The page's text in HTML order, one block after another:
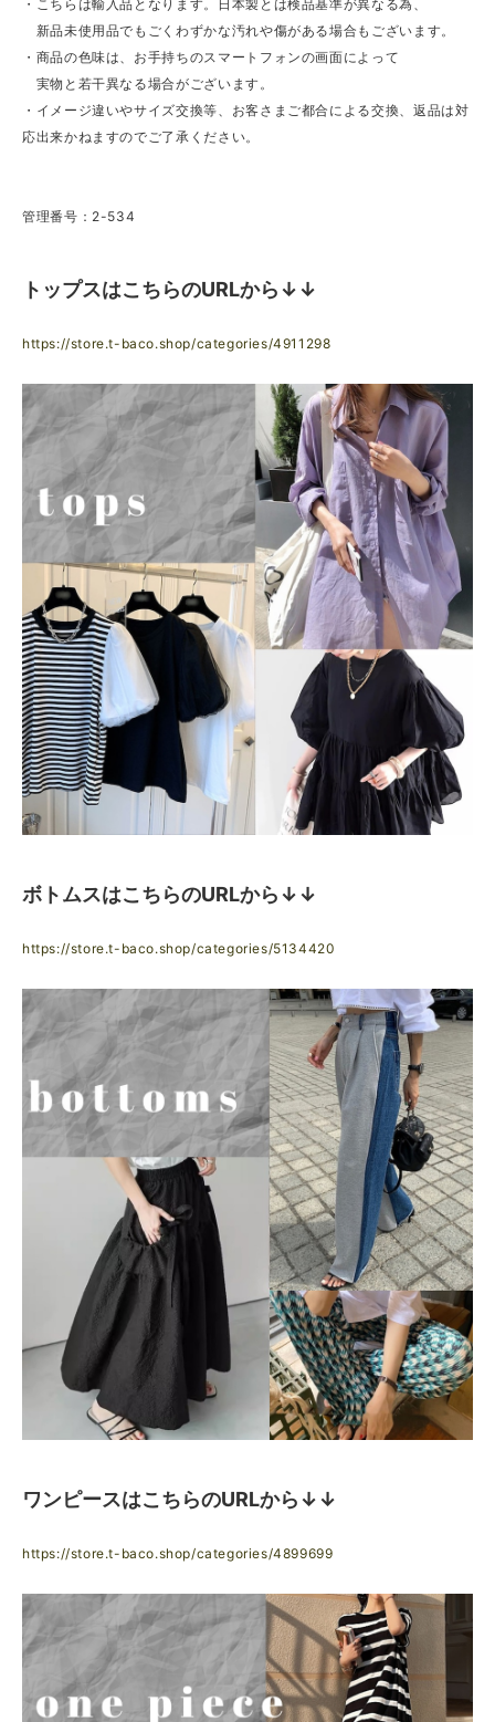
・こちらは輸入品となります。日本製とは検品基準が異なる為、
新品未使用品でもごくわずかな汚れや傷がある場合もございます。
・商品の色味は、お手持ちのスマートフォンの画面によって
実物と若干異なる場合がございます。
・イメージ違いやサイズ交換等、お客さまご都合による交換、返品は対
応出来かねますのでご了承ください。
管理番号：2-534
トップスはこちらのURLから↓↓
https://store.t-baco.shop/categories/4911298
ボトムスはこちらのURLから↓↓
https://store.t-baco.shop/categories/5134420
ワンピースはこちらのURLから↓↓
https://store.t-baco.shop/categories/4899699